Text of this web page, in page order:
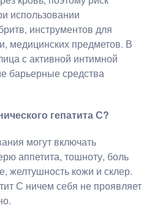
использовании
инструментов для
медицинских предметов. В
с активной интимной
барьерные средства
гепатита С?
могут включать
аппетита, тошноту, боль
желтушность кожи и склер.
С ничем себя не проявляет